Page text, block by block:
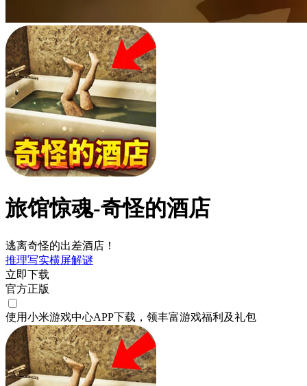
旅馆惊魂-奇怪的酒店
逃离奇怪的出差酒店！
推理写实横屏解谜
立即下载
官方正版
使用小米游戏中心APP下载 ，领丰富游戏福利 及礼包